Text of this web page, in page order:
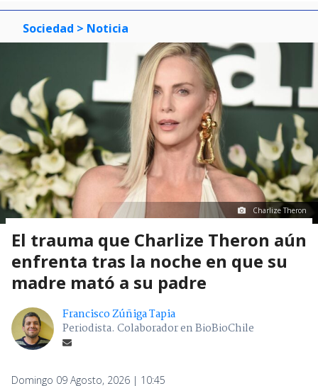
Sociedad > Noticia
Charlize Theron
El trauma que Charlize Theron aún
enfrenta tras la noche en que su
madre mató a su padre
Francisco Zúñiga Tapia
Periodista. Colaborador en BioBioChile
Domingo 09 Agosto, 2026 | 10:45